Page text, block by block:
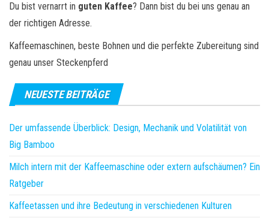
Du bist vernarrt in guten Kaffee? Dann bist du bei uns genau an
der richtigen Adresse.
Kaffeemaschinen, beste Bohnen und die perfekte Zubereitung sind
genau unser Steckenpferd
NEUESTE BEITRÄGE
Der umfassende Überblick: Design, Mechanik und Volatilität von
Big Bamboo
Milch intern mit der Kaffeemaschine oder extern aufschäumen? Ein
Ratgeber
Kaffeetassen und ihre Bedeutung in verschiedenen Kulturen